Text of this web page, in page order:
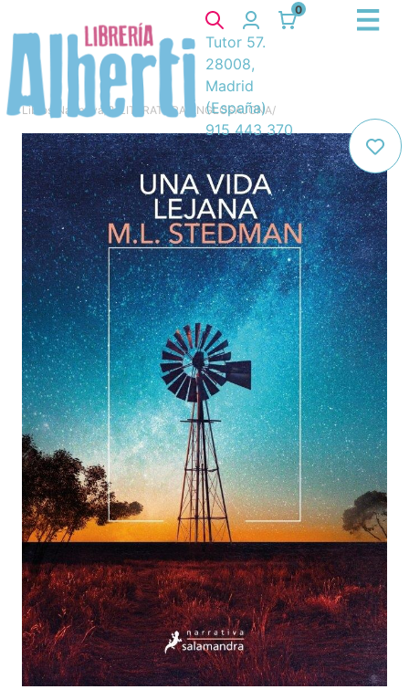
0
Tutor 57.
28008,
Madrid
(España)
915 443 370
Libros Narrativa/ 8. LITERATURA ANGLOSAJONA/